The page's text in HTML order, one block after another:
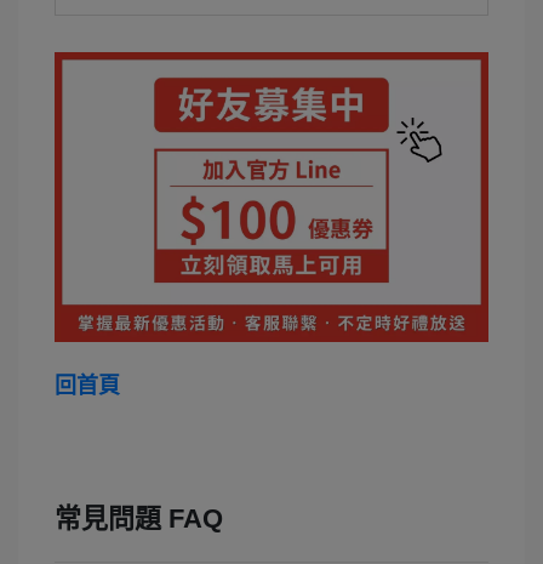
回首頁
常見問題 FAQ